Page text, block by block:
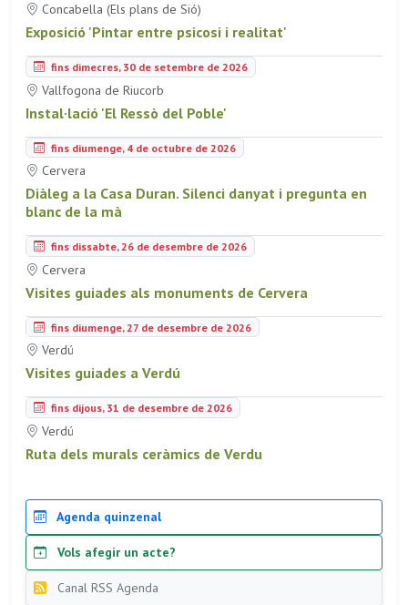
Concabella (Els plans de Sió)
Exposició 'Pintar entre psicosi i realitat'
fins dimecres, 30 de setembre de 2026
Vallfogona de Riucorb
Instal·lació 'El Ressò del Poble'
fins diumenge, 4 de octubre de 2026
Cervera
Diàleg a la Casa Duran. Silenci danyat i pregunta en
blanc de la mà
fins dissabte, 26 de desembre de 2026
Cervera
Visites guiades als monuments de Cervera
fins diumenge, 27 de desembre de 2026
Verdú
Visites guiades a Verdú
fins dijous, 31 de desembre de 2026
Verdú
Ruta dels murals ceràmics de Verdu
Agenda quinzenal
Vols afegir un acte?
Canal RSS Agenda